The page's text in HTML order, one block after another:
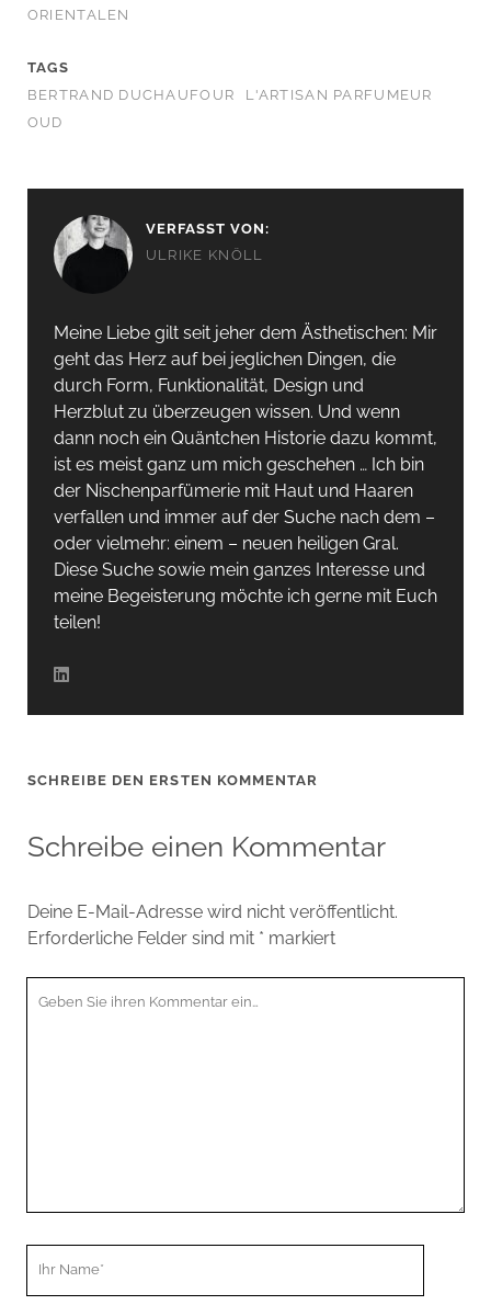
ORIENTALEN
TAGS
BERTRAND DUCHAUFOUR
L'ARTISAN PARFUMEUR
OUD
VERFASST VON:
ULRIKE KNÖLL
Meine Liebe gilt seit jeher dem Ästhetischen: Mir
geht das Herz auf bei jeglichen Dingen, die
durch Form, Funktionalität, Design und
Herzblut zu überzeugen wissen. Und wenn
dann noch ein Quäntchen Historie dazu kommt,
ist es meist ganz um mich geschehen … Ich bin
der Nischenparfümerie mit Haut und Haaren
verfallen und immer auf der Suche nach dem –
oder vielmehr: einem – neuen heiligen Gral.
Diese Suche sowie mein ganzes Interesse und
meine Begeisterung möchte ich gerne mit Euch
teilen!
SCHREIBE DEN ERSTEN KOMMENTAR
Schreibe einen Kommentar
Deine E-Mail-Adresse wird nicht veröffentlicht.
Erforderliche Felder sind mit * markiert